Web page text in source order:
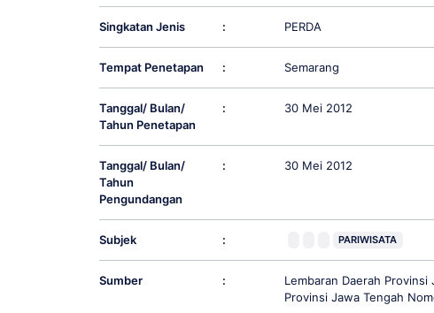
Singkatan Jenis : PERDA
Tempat Penetapan : Semarang
Tanggal/ Bulan/
Tahun Penetapan
: 30 Mei 2012
Tanggal/ Bulan/
Tahun
Pengundangan
: 30 Mei 2012
Subjek : PARIWISATA
Sumber :
Lembaran Daerah Provinsi
Provinsi Jawa Tengah